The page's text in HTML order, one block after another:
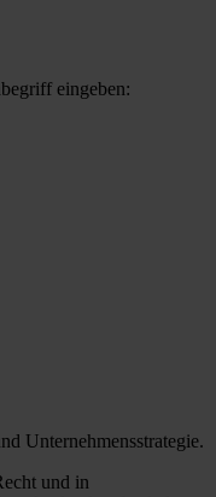
eingeben:
Unternehmensstrategie.
und in